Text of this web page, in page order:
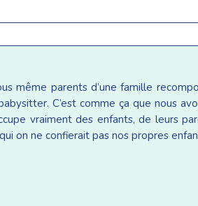
même parents d’une famille
C’est comme ça que nous
vraiment des enfants, de leurs
on ne confierait pas nos propres